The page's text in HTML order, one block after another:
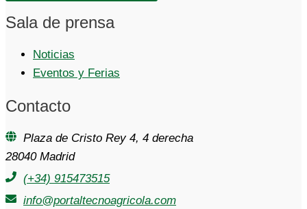
Sala de prensa
Noticias
Eventos y Ferias
Contacto
Plaza de Cristo Rey 4, 4 derecha
28040 Madrid
(+34) 915473515
info@portaltecnoagricola.com